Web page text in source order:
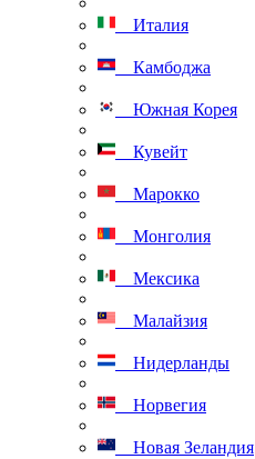
Италия
Камбоджа
Южная Корея
Кувейт
Марокко
Монголия
Мексика
Малайзия
Нидерланды
Норвегия
Новая Зеландия